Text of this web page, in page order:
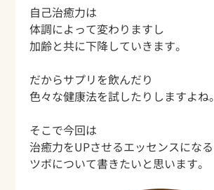
自己治癒力は
体調によって変わりますし
加齢と共に下降していきます。
だからサプリを飲んだり
色々な健康法を試したりしますよね。
そこで今回は
治癒力をUPさせるエッセンスになる
ツボについて書きたいと思います。